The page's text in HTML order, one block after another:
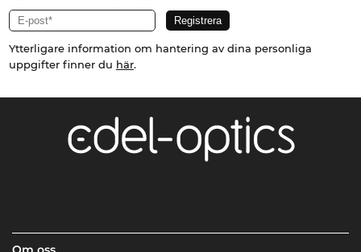
Ytterligare information om hantering av dina personliga
uppgifter finner du här.